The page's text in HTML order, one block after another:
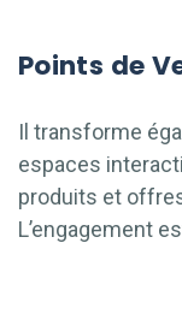
Points de
Il transforme
espaces
produits et
L’engagement